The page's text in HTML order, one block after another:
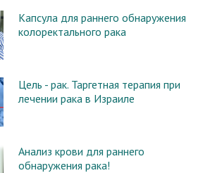
Капсула для раннего обнаружения
колоректального рака
Цель - рак. Таргетная терапия при
лечении рака в Израиле
Анализ крови для раннего
обнаружения рака!